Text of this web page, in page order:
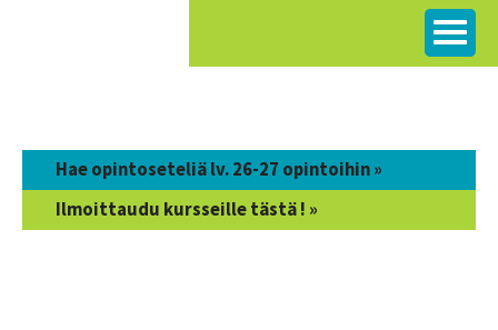
Hae opintoseteliä lv. 26-27 opintoihin »
Ilmoittaudu kursseille tästä ! »